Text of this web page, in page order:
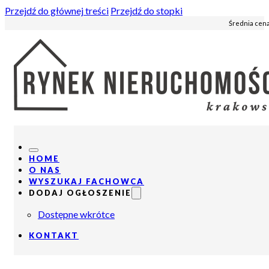
Przejdź do głównej treści Przejdź do stopki
Średnia
HOME
O NAS
WYSZUKAJ FACHOWCA
DODAJ OGŁOSZENIE
Dostępne wkrótce
KONTAKT